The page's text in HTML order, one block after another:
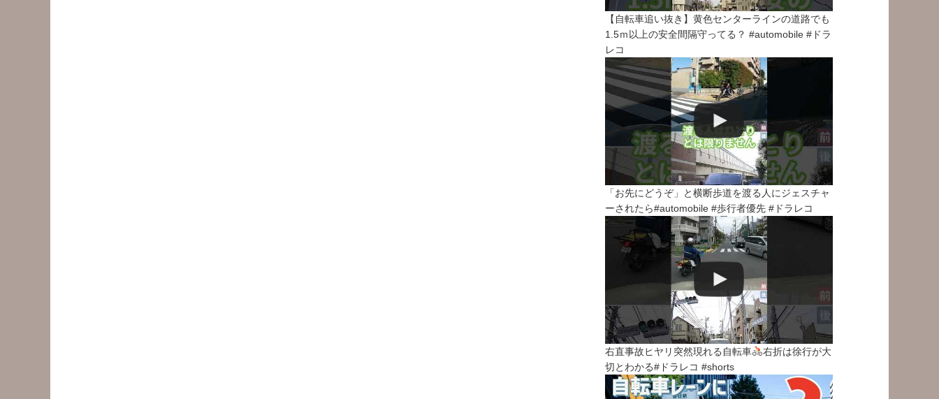
【自転車追い抜き】黄色センターラインの道路でも
1.5ｍ以上の安全間隔守ってる？ #automobile #ドラ
レコ
「お先にどうぞ」と横断歩道を渡る人にジェスチャ
ーされたら#automobile #歩行者優先 #ドラレコ
右直事故ヒヤリ突然現れる自転車
右折は徐行が大
切とわかる#ドラレコ #shorts